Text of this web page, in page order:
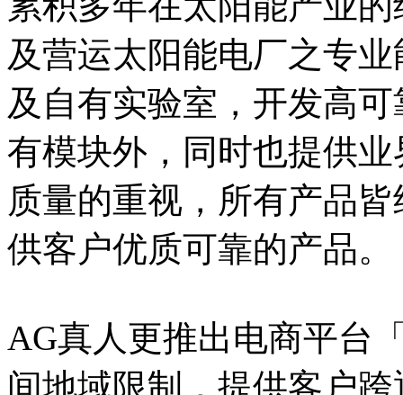
及营运太阳能电厂之专
及自有实验室，开发高
有模块外，同时也提供
质量的重视，所有产品
供客户优质可靠的产品。
AG真人更推出电商平台
间地域限制，提供客户